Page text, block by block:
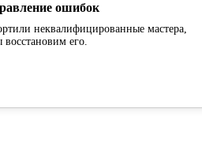
ошибок
неквалифицированные мастера,
восстановим его.